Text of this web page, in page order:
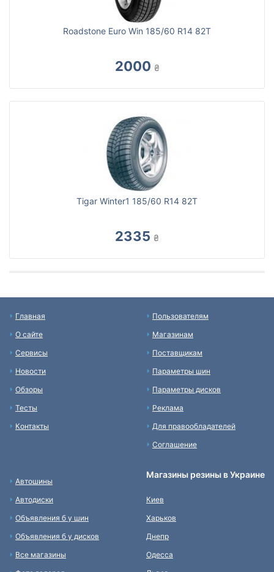
Roadstone Euro Win 185/60 R14 82T
2000 ₴
Tigar Winter1 185/60 R14 82T
2335 ₴
Главная
О сайте
Сервисы
Новости
Обзоры
Тесты
Контакты
Пользователям
Магазинам
Поставщикам
Параметры шин
Параметры дисков
Реклама
Для правообладателей
Соглашение
Автошины
Автодиски
Объявления б у шин
Объявления б у дисков
Все магазины
Магазины резины в Украине
Киев
Харьков
Днепр
Одесса